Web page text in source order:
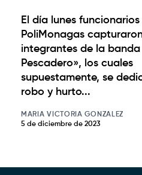
El día lunes
PoliMonagas
integrantes de la banda
Pescadero», los cuales
supuestamente, se
robo y hurto...
MARIA VICTORIA GONZALEZ
5 de diciembre de 2023